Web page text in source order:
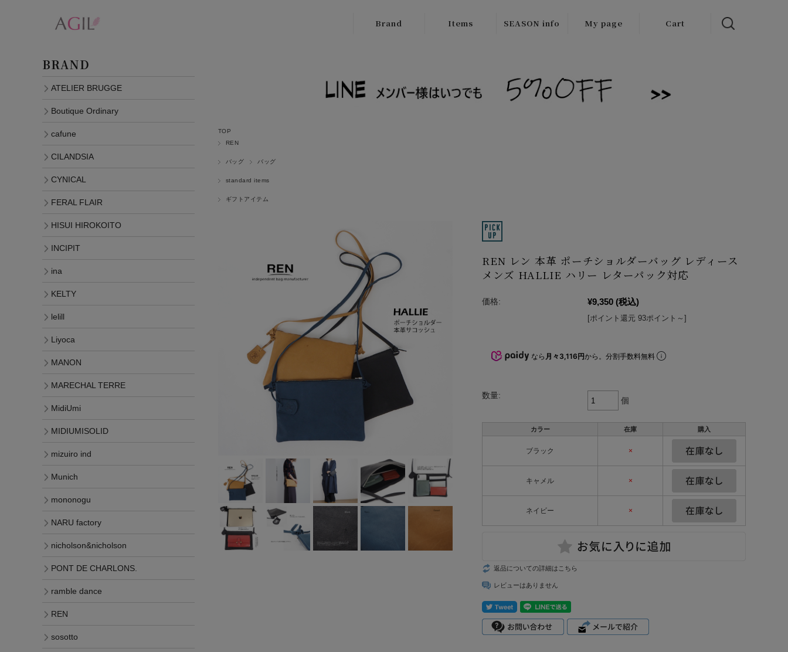
Brand
Boutique
HIROKOITO
INCIPIT
KELTY
lelill
Liyoca
MANON
MARECHAL
MidiUmi
MIDIUMISOL
ID
Items SEASON info
SALE/Outlet
My page Cart
TOP
REN
バッグ バッグ
standard items
ギフトアイテム
REN レン 本革 ポーチショルダーバッグ レディース
メンズ HALLIE ハリー レターパック対応
価格: ¥9,350 (税込)
[ポイント還元 93ポイント～]
なら 月々3,116円から。分割手数料無料
数量:
個
カラー 在庫 購入
ブラック ×
キャメル ×
ネイビー ×
返品についての詳細はこちら
レビューはありません
BRAND
ATELIER BRUGGE
Boutique Ordinary
cafune
CILANDSIA
CYNICAL
FERAL FLAIR
HISUI HIROKOITO
INCIPIT
ina
KELTY
lelill
Liyoca
MANON
MARECHAL TERRE
MidiUmi
MIDIUMISOLID
mizuiro ind
Munich
mononogu
NARU factory
nicholson&nicholson
PONT DE CHARLONS.
ramble dance
REN
sosotto